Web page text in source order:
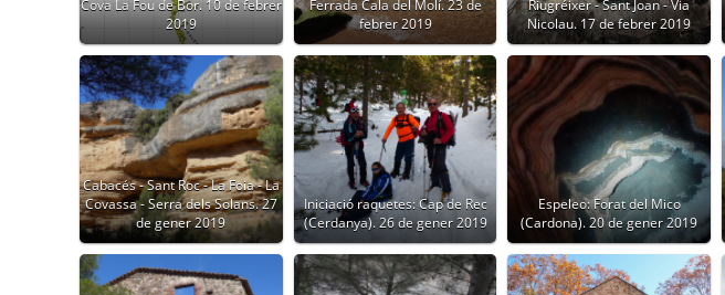
Cova La Fou de Bor. 10 de febrer
2019
Ferrada Cala del Molí. 23 de
febrer 2019
Riugréixer - Sant Joan - Via
Nicolau. 17 de febrer 2019
Cabacés - Sant Roc - La Foia - La
Covassa - Serra dels Solans. 27
de gener 2019
Iniciació raquetes: Cap de Rec
(Cerdanya). 26 de gener 2019
Espeleo: Forat del Mico
(Cardona). 20 de gener 2019